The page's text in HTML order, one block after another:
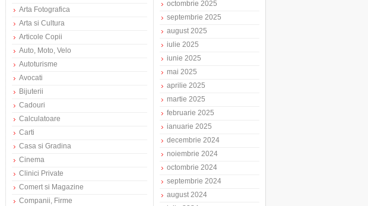
Arta Fotografica
Arta si Cultura
Articole Copii
Auto, Moto, Velo
Autoturisme
Avocati
Bijuterii
Cadouri
Calculatoare
Carti
Casa si Gradina
Cinema
Clinici Private
Comert si Magazine
Companii, Firme
octombrie 2025
septembrie 2025
august 2025
iulie 2025
iunie 2025
mai 2025
aprilie 2025
martie 2025
februarie 2025
ianuarie 2025
decembrie 2024
noiembrie 2024
octombrie 2024
septembrie 2024
august 2024